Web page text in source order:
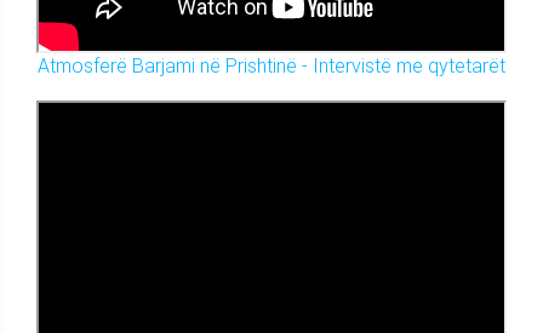
Atmosferë Barjami në Prishtinë - Intervistë me qytetarët